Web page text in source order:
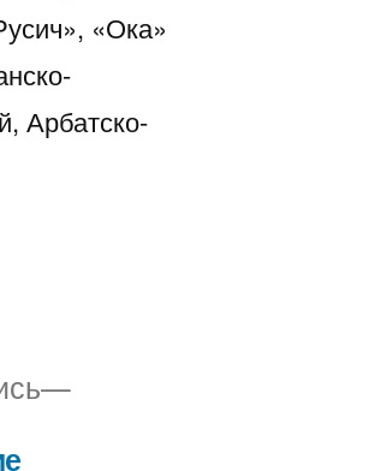
«Ока»
Арбатско-
Следующая